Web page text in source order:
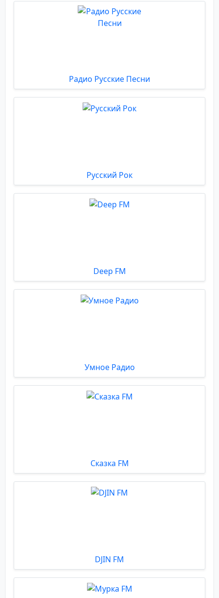
Радио Русские Песни
Русский Рок
Deep FM
Умное Радио
Сказка FM
DJIN FM